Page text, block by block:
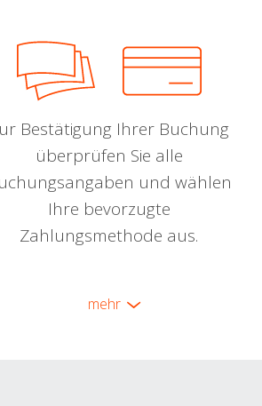
Bestätigung Ihrer Buchung
überprüfen Sie alle
und wählen
Ihre bevorzugte
Zahlungsmethode aus.
mehr